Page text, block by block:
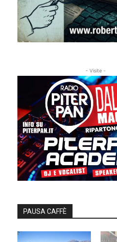
- Visite -
PAUSA CAFFÈ